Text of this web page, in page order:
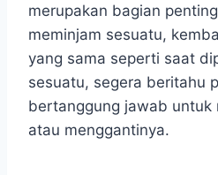
merupakan bagian
meminjam sesuatu,
yang sama seperti saat
sesuatu, segera beritahu
bertanggung jawab untuk
atau menggantinya.